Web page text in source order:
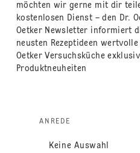
möchten wir gerne mit dir
kostenlosen Dienst – den Dr.
Oetker Newsletter informiert
neusten Rezeptideen
Oetker Versuchsküche
Produktneuheiten
ANREDE